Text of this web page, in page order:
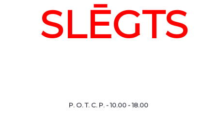
SLĒGTS
P. O. T. C. P. - 10.00 - 18.00